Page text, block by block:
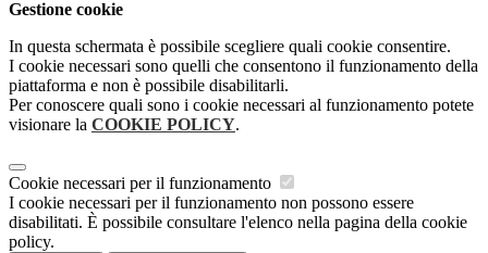
Gestione cookie
In questa schermata è possibile scegliere quali cookie consentire.
I cookie necessari sono quelli che consentono il funzionamento della
piattaforma e non è possibile disabilitarli.
Per conoscere quali sono i cookie necessari al funzionamento potete
visionare la COOKIE POLICY.
Cookie necessari per il funzionamento
I cookie necessari per il funzionamento non possono essere
disabilitati. È possibile consultare l'elenco nella pagina della cookie
policy.